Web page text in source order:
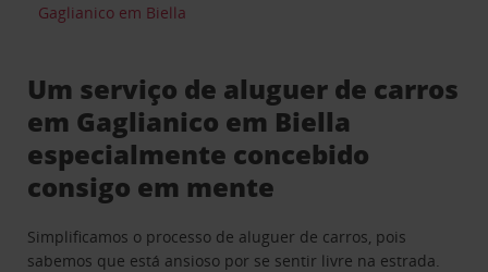
Gaglianico em Biella
Um serviço de aluguer de carros
em Gaglianico em Biella
especialmente concebido
consigo em mente
Simplificamos o processo de aluguer de carros, pois
sabemos que está ansioso por se sentir livre na estrada.